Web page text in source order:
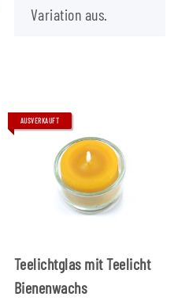
Variation aus.
AUSVERKAUFT
Teelichtglas mit Teelicht
Bienenwachs